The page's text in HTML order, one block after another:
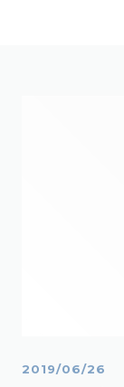
2019/06/26